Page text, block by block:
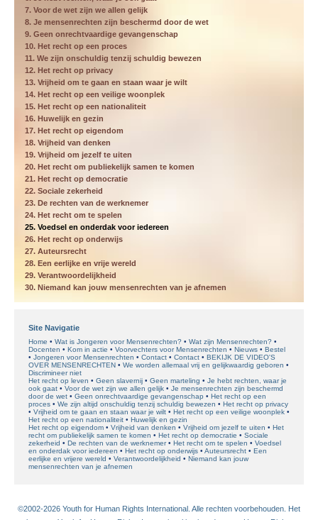
7. Voor de wet zijn we allen gelijk
8. Je mensenrechten zijn beschermd door de wet
9. Geen onrechtvaardige gevangenschap
10. Het recht op een proces
11. We zijn onschuldig tenzij schuldig bewezen
12. Het recht op privacy
13. Vrijheid om te gaan en staan waar je wilt
14. Het recht op een veilige woonplek
15. Het recht op een nationaliteit
16. Huwelijk en gezin
17. Het recht op eigendom
18. Vrijheid van denken
19. Vrijheid om jezelf te uiten
20. Het recht om publiekelijk samen te komen
21. Het recht op democratie
22. Sociale zekerheid
23. De rechten van de werknemer
24. Het recht om te spelen
25. Voedsel en onderdak voor iedereen
26. Het recht op onderwijs
27. Auteursrecht
28. Een eerlijke en vrije wereld
29. Verantwoordelijkheid
30. Niemand kan jouw mensenrechten van je afnemen
Site Navigatie
Home Wat is Jongeren voor Mensenrechten?
Wat zijn Mensenrechten?
Docenten
Kom in actie Voorvechters voor Mensenrechten Nieuws
Bestel
Jongeren voor Mensenrechten
Contact Contact
BEKIJK DE VIDEO'S
OVER MENSENRECHTEN
We worden allemaal vrij en gelijkwaardig geboren
Discrimineer niet
Het recht op leven
Geen slavernij Geen marteling
Je hebt rechten, waar je
ook gaat
Voor de wet zijn we allen gelijk
Je mensenrechten zijn beschermd
door de wet
Geen onrechtvaardige gevangenschap
Het recht op een
proces
We zijn altijd onschuldig tenzij schuldig bewezen
Het recht op privacy
Vrijheid om te gaan en staan waar je wilt
Het recht op een veilige woonplek
Het recht op een nationaliteit
Huwelijk en gezin
Het recht op eigendom
Vrijheid van denken Vrijheid om jezelf te uiten
Het
recht om publiekelijk samen te komen
Het recht op democratie
Sociale
zekerheid
De rechten van de werknemer Het recht om te spelen
Voedsel
en onderdak voor iedereen
Het recht op onderwijs Auteursrecht
Een
eerlijke en vrijere wereld
Verantwoordelijkheid
Niemand kan jouw
mensenrechten van je afnemen
©2002-2026 Youth for Human Rights International. Alle rechten voorbehouden. Het